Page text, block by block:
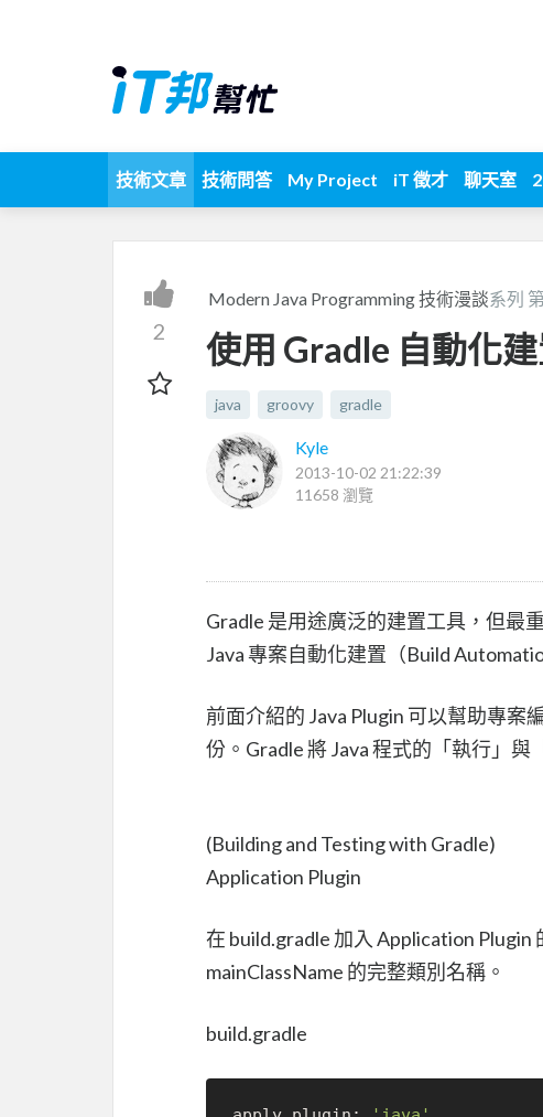
技術文章 技術問答 My Project iT 徵才 聊天室
2
Modern Java Programming 技術漫談系列
使用 Gradle 自動化建
java groovy gradle
Kyle
2013-10-02 21:22:39
11658 瀏覽
Gradle 是用途廣泛的建置工具，但最
Java 專案自動化建置（Build
前面介紹的 Java Plugin 可以幫助專案
份。Gradle 將 Java 程式的「執行」
(Building and Testing with Gradle)
Application Plugin
在 build.gradle 加入 Application
mainClassName 的完整類別名稱。
build.gradle